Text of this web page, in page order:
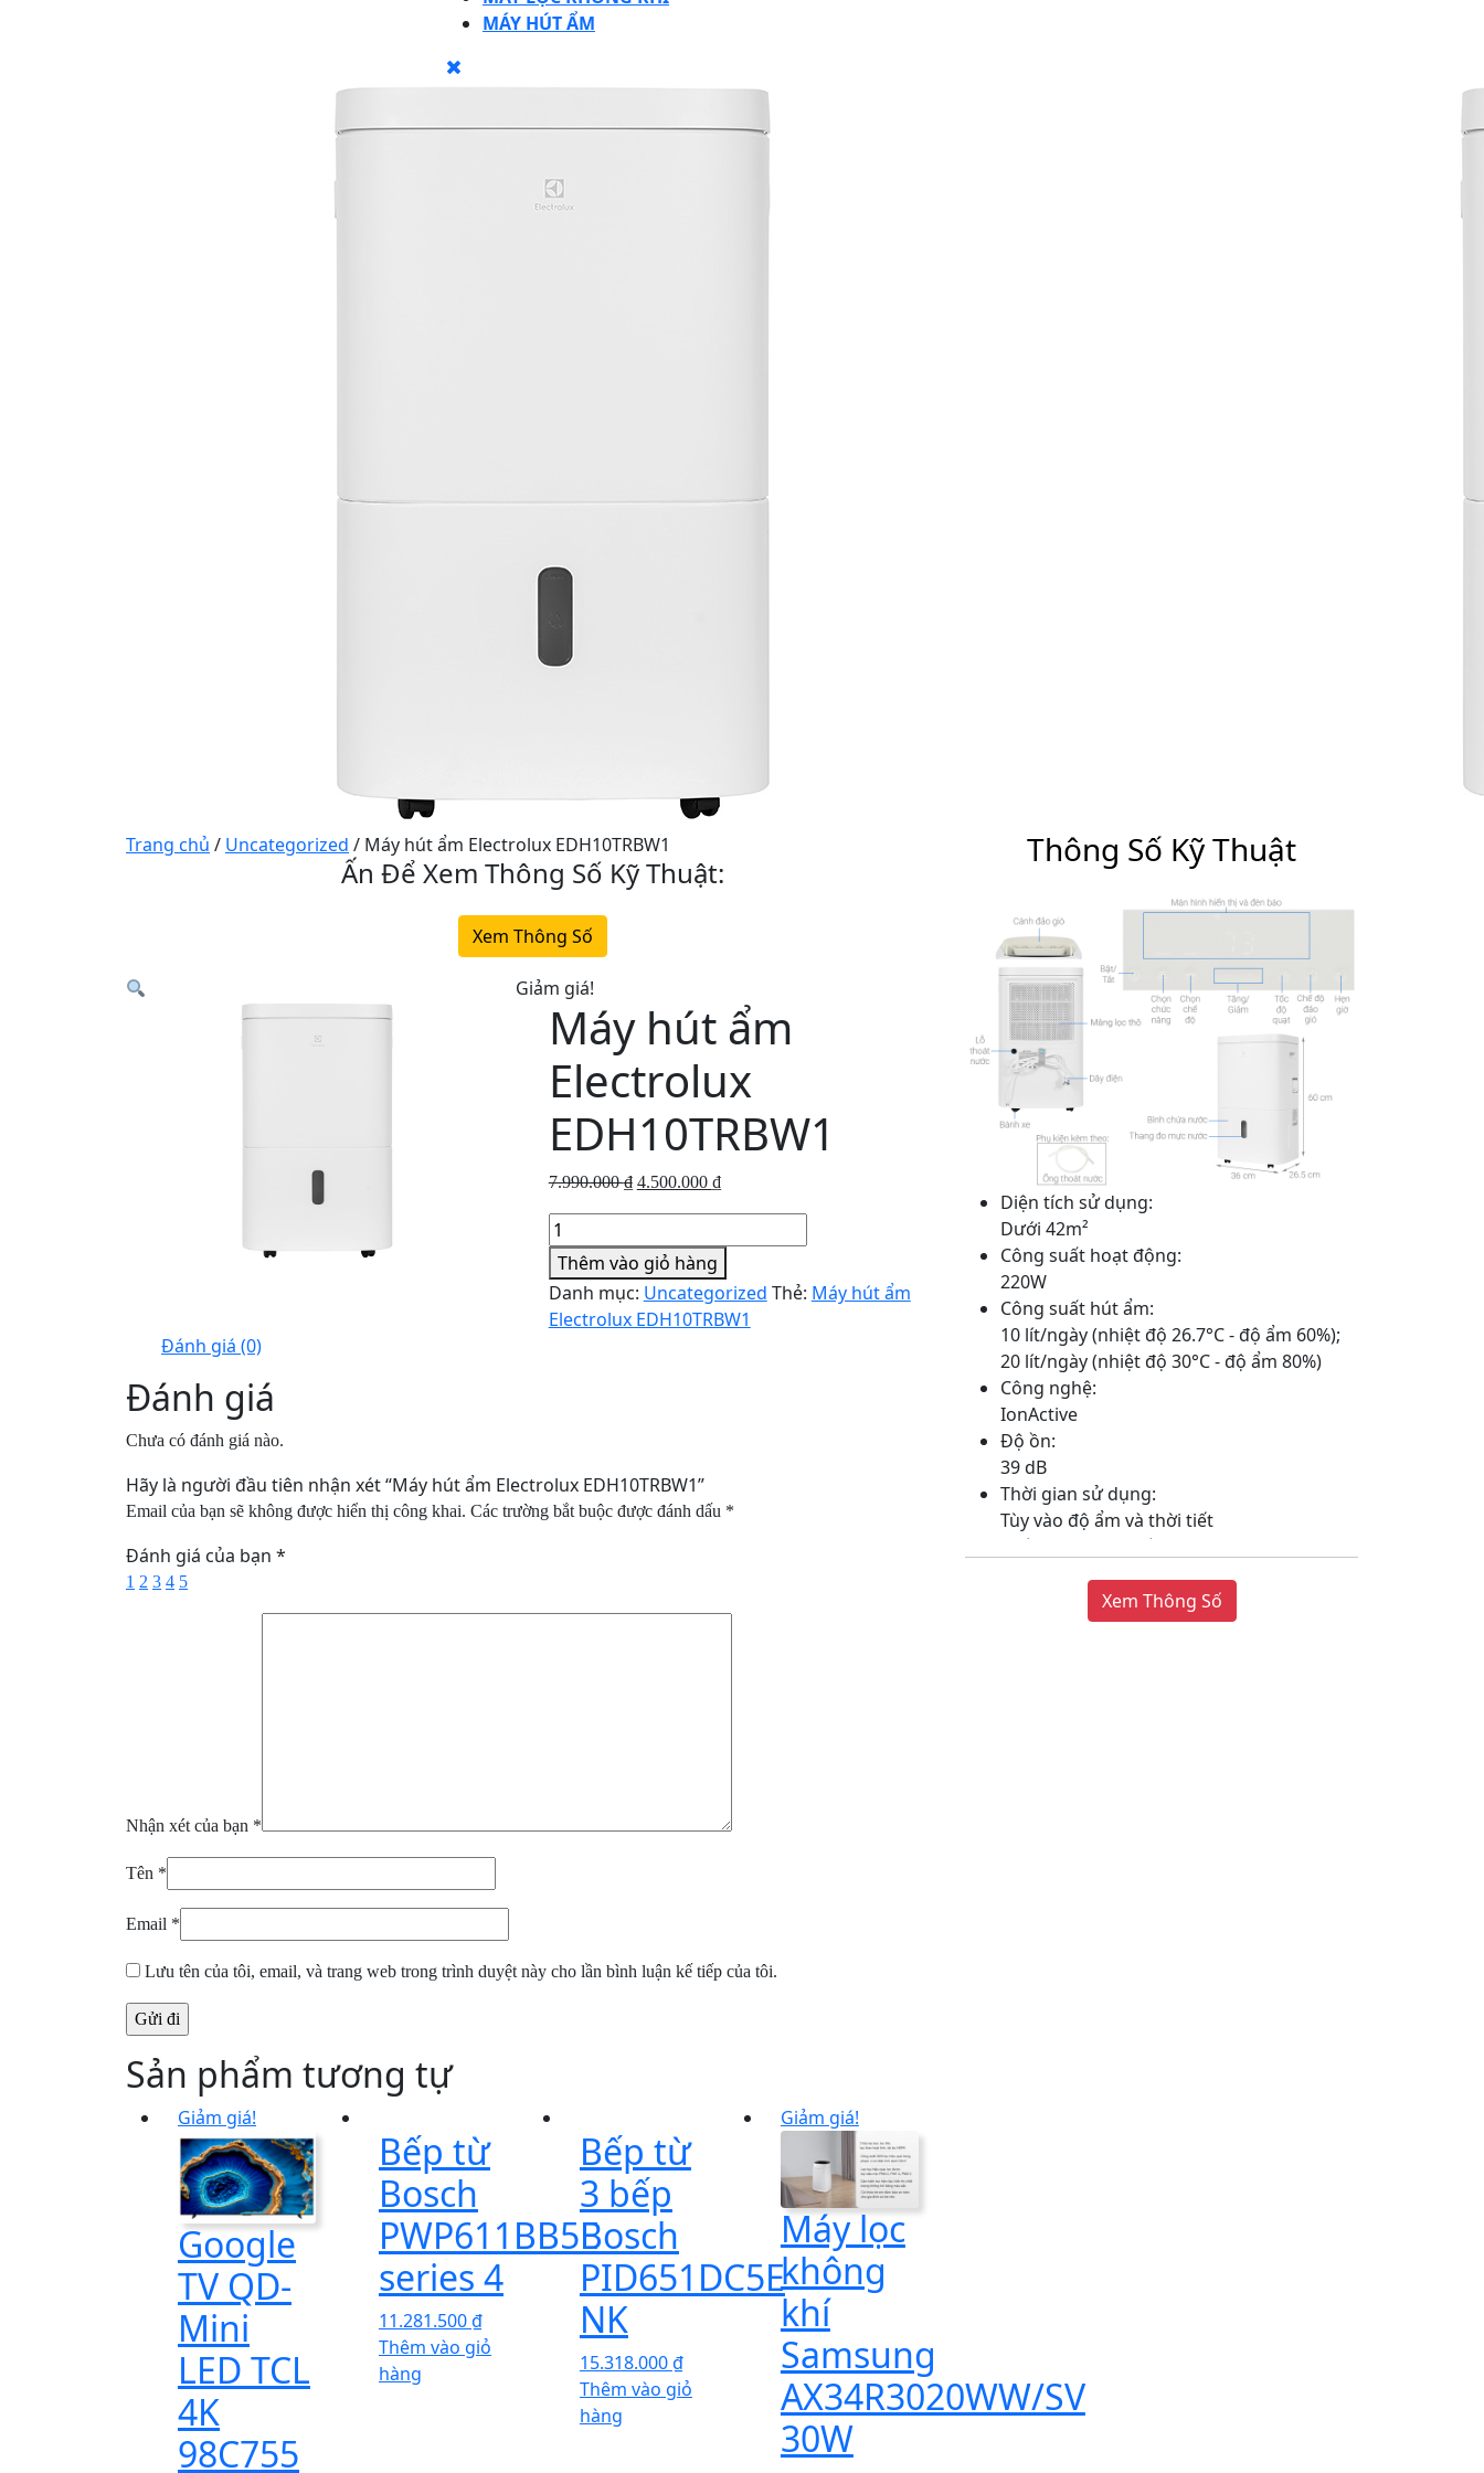
MÁY HÚT ẨM
CLOSE
Trang chủ / Uncategorized / Máy hút ẩm Electrolux EDH10TRBW1
Ấn Để Xem Thông Số Kỹ Thuật:
Xem Thông Số
Giảm giá!
Máy hút ẩm
Electrolux
EDH10TRBW1
7.990.000₫ Giá
7.990.000 ₫.
4.500.000 ₫Giá
4.500.000 ₫.
Máy
hút
ẩm
Electrolux
EDH10TRBW1
Thêm vào giỏ hàng
Danh mục: Uncategorized Thẻ: Máy hút ẩm
Electrolux EDH10TRBW1
Đánh giá (0)
Đánh giá
Chưa có đánh giá nào.
Hãy là người đầu tiên nhận xét “Máy hút ẩm Electrolux EDH10TRBW1”
Email của bạn sẽ không được hiển thị công khai. Các trường bắt buộc được đánh dấu *
Đánh giá của bạn *
1 2 3 4 5
Nhận xét của bạn *
Tên *
Email *
Lưu tên của tôi, email, và trang web trong trình duyệt này cho lần bình luận kế tiếp của tôi.
Sản phẩm tương tự
Giảm giá!
Google
TV QD-
Mini
LED TCL
4K
98C755
Bếp từ
Bosch
PWP611BB5E
series 4
11.281.500₫
Thêm vào giỏ
hàng
Bếp từ
3 bếp
Bosch
PID651DC5E
NK
15.318.000₫
Thêm vào giỏ
hàng
Giảm giá!
Máy lọc
không
khí
Samsung
AX34R3020WW/SV
30W
Thông Số Kỹ Thuật
Diện tích sử dụng:
Dưới 42m²
Công suất hoạt động:
220W
Công suất hút ẩm:
10 lít/ngày (nhiệt độ 26.7°C - độ ẩm 60%);
20 lít/ngày (nhiệt độ 30°C - độ ẩm 80%)
Công nghệ:
IonActive
Độ ồn:
39 dB
Thời gian sử dụng:
Tùy vào độ ẩm và thời tiết
Chiều dài dây nguồn:
Dung tích bình chứa:
Xem Thông Số